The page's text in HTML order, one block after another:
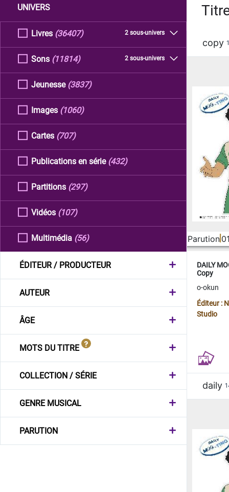
UNIVERS
Livres 2 sous-univers
(36407)
Sons 2 sous-univers
(11814)
Jeunesse (3837)
Images (1060)
Cartes (707)
Publications en série (432)
Partitions (297)
Vidéos (107)
Multimédia (56)
ÉDITEUR / PRODUCTEUR
AUTEUR
ÂGE
MOTS DU TITRE
COLLECTION / SÉRIE
GENRE MUSICAL
PARUTION
copy
Parution
DAILY
Copy
o-okun
Éditeur :
Studio
daily